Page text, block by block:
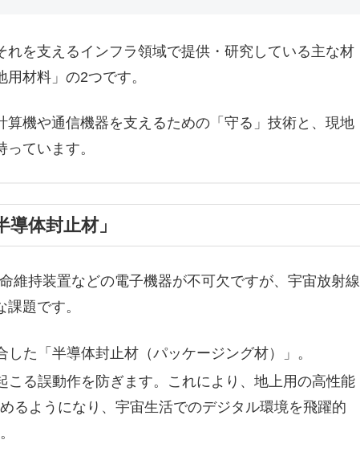
を支えるインフラ領域で提供・研究している主な材
用材料」の2つです。
機や通信機器を支えるための「守る」技術と、現地
ています。
体封止材」
維持装置などの電子機器が不可欠ですが、宇宙放射線
題です。
た「半導体封止材（パッケージング材）」。
こる誤動作を防ぎます。これにより、地上用の高性能
るようになり、宇宙生活でのデジタル環境を飛躍的